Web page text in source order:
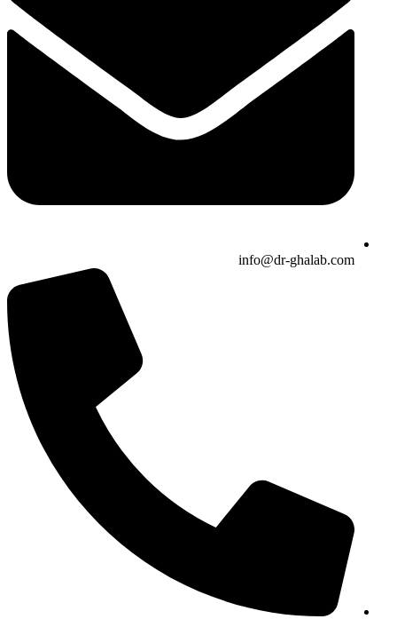
info@dr-ghalab.com